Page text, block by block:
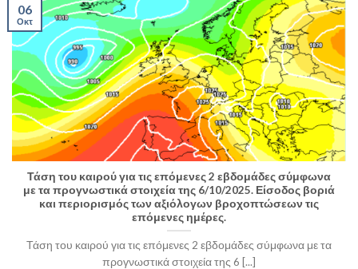
Τάση του καιρού για τις επόμενες 2 εβδομάδες σύμφωνα
με τα προγνωστικά στοιχεία της 6/10/2025. Είσοδος βοριά
και περιορισμός των αξιόλογων βροχοπτώσεων τις
επόμενες ημέρες.
Τάση του καιρού για τις επόμενες 2 εβδομάδες σύμφωνα με τα
προγνωστικά στοιχεία της 6 [...]
06
Οκτ